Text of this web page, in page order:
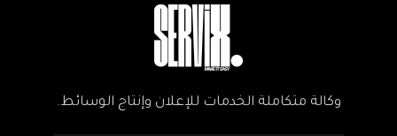
وكالة متكاملة الخدمات للإعلان وإنتاج الوسائط.